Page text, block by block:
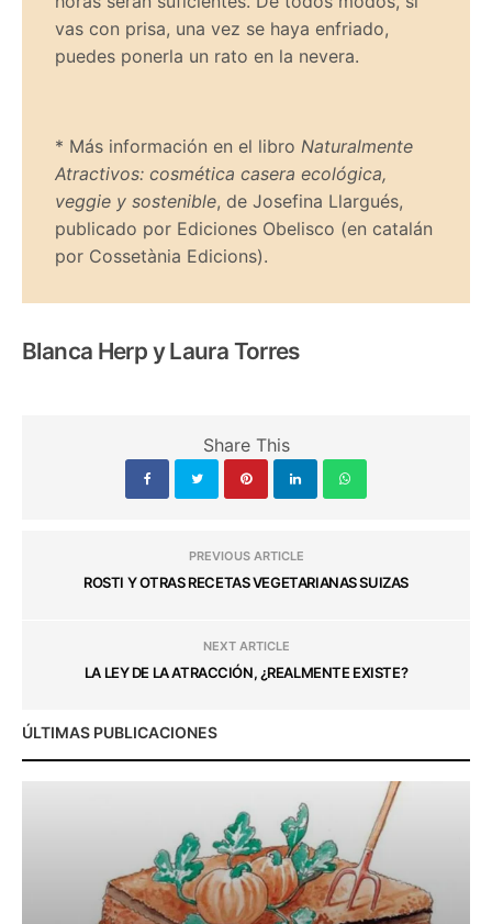
vas con prisa, una vez se haya enfriado,
puedes ponerla un rato en la nevera.
* Más información en el libroNaturalmente
Atractivos: cosmética casera ecológica,
veggie y sostenible, de Josefina Llargués,
publicado por Ediciones Obelisco (en catalán
por Cossetània Edicions).
Blanca Herp y Laura Torres
Share This
PREVIOUS ARTICLE
ROSTI Y OTRAS RECETAS VEGETARIANAS SUIZAS
NEXT ARTICLE
LA LEY DE LA ATRACCIÓN, ¿REALMENTE EXISTE?
ÚLTIMAS PUBLICACIONES